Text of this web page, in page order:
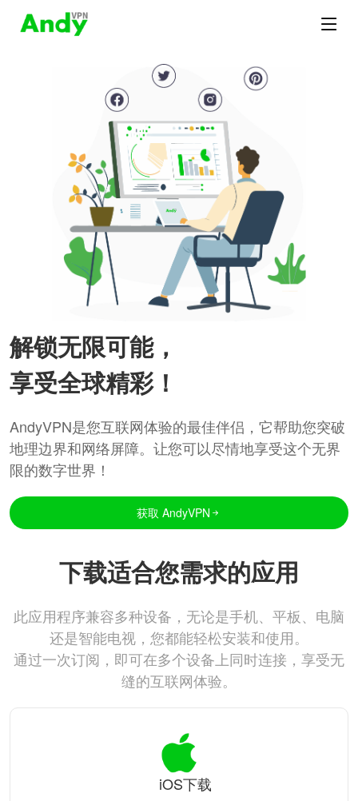
解锁无限可能，
享受全球精彩！
AndyVPN是您互联网体验的最佳伴侣，它帮助您突破
地理边界和网络屏障。让您可以尽情地享受这个无界
限的数字世界！
获取 AndyVPN
下载适合您需求的应用
此应用程序兼容多种设备，无论是手机、平板、电脑
还是智能电视，您都能轻松安装和使用。
通过一次订阅，即可在多个设备上同时连接，享受无
缝的互联网体验。
iOS下载